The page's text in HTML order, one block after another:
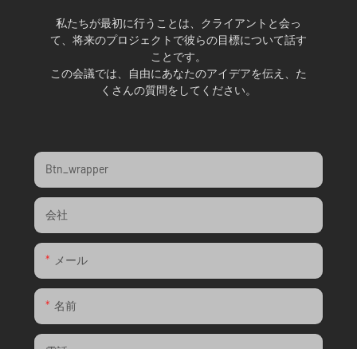
私たちが最初に行うことは、クライアントと会っ
て、将来のプロジェクトで彼らの目標について話す
ことです。
この会議では、自由にあなたのアイデアを伝え、た
くさんの質問をしてください。
Btn_wrapper
会社
メール
名前